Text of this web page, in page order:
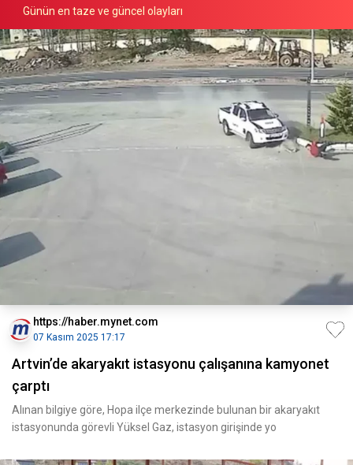
Günün en taze ve güncel olayları
https://haber.mynet.com
07 Kasım 2025 17:17
Artvin’de akaryakıt istasyonu çalışanına kamyonet
çarptı
Alınan bilgiye göre, Hopa ilçe merkezinde bulunan bir akaryakıt
istasyonunda görevli Yüksel Gaz, istasyon girişinde yo